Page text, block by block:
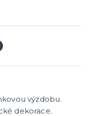
výzdobu.
dekorace.